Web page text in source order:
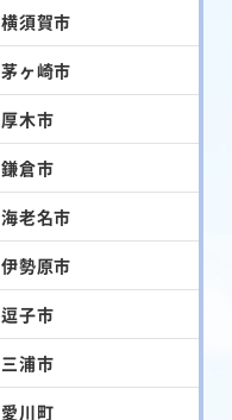
横須賀市
茅ヶ崎市
厚木市
鎌倉市
海老名市
伊勢原市
逗子市
三浦市
愛川町